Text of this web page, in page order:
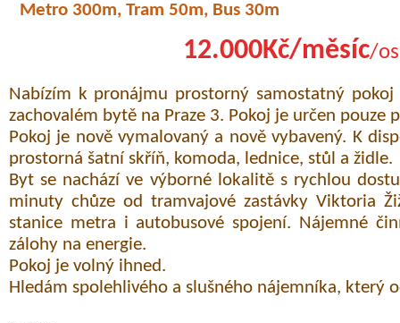
Metro 300m, Tram 50m, Bus 30m
12.000Kč/měsíc/
Nabízím k pronájmu prostorný samostatný
zachovalém bytě na Praze 3. Pokoj je určen pouze
Pokoj je nově vymalovaný a nově vybavený. K
prostorná šatní skříň, komoda, lednice, stůl a židle.
Byt se nachází ve výborné lokalitě s rychlou
minuty chůze od tramvajové zastávky Viktoria
stanice metra i autobusové spojení. Nájemné
zálohy na energie.
Pokoj je volný ihned.
Hledám spolehlivého a slušného nájemníka, který